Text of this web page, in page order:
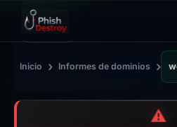
Inicio › Informes de dominios ›
⚠️